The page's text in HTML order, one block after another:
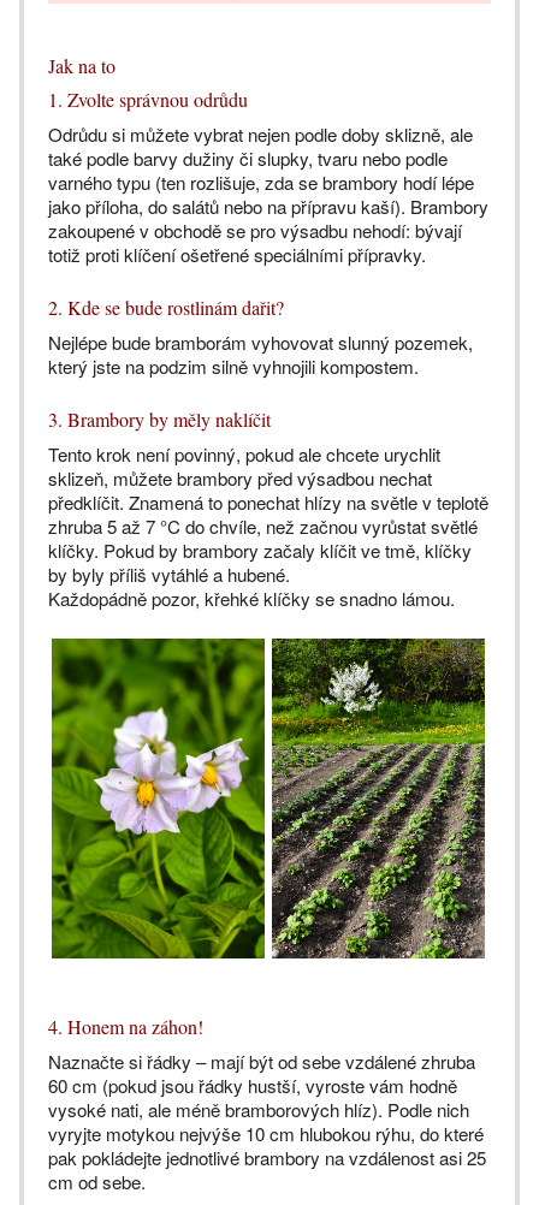
Jak na to
1. Zvolte správnou odrůdu
Odrůdu si můžete vybrat nejen podle doby sklizně, ale
také podle barvy dužiny či slupky, tvaru nebo podle
varného typu (ten rozlišuje, zda se brambory hodí lépe
jako příloha, do salátů nebo na přípravu kaší). Brambory
zakoupené v obchodě se pro výsadbu nehodí: bývají
totiž proti klíčení ošetřené speciálními přípravky.
2. Kde se bude rostlinám dařit?
Nejlépe bude bramborám vyhovovat slunný pozemek,
který jste na podzim silně vyhnojili kompostem.
3. Brambory by měly naklíčit
Tento krok není povinný, pokud ale chcete urychlit
sklizeň, můžete brambory před výsadbou nechat
předklíčit. Znamená to ponechat hlízy na světle v teplotě
zhruba 5 až 7 °C do chvíle, než začnou vyrůstat světlé
klíčky. Pokud by brambory začaly klíčit ve tmě, klíčky
by byly příliš vytáhlé a hubené.
Každopádně pozor, křehké klíčky se snadno lámou.
4. Honem na záhon!
Naznačte si řádky – mají být od sebe vzdálené zhruba
60 cm (pokud jsou řádky hustší, vyroste vám hodně
vysoké nati, ale méně bramborových hlíz). Podle nich
vyryjte motykou nejvýše 10 cm hlubokou rýhu, do které
pak pokládejte jednotlivé brambory na vzdálenost asi 25
cm od sebe.